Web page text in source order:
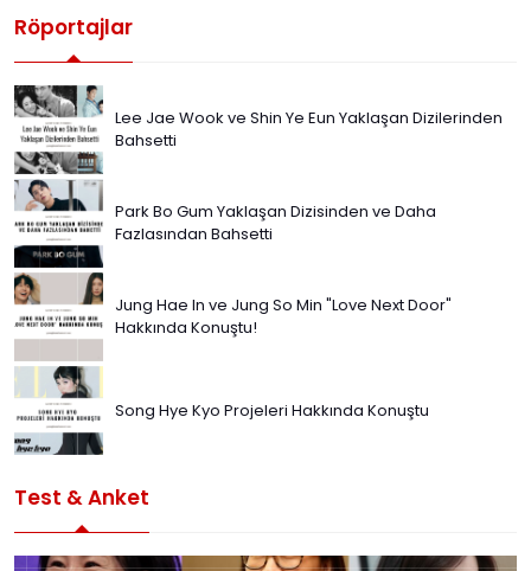
Röportajlar
Lee Jae Wook ve Shin Ye Eun Yaklaşan Dizilerinden
Bahsetti
Park Bo Gum Yaklaşan Dizisinden ve Daha
Fazlasından Bahsetti
Jung Hae In ve Jung So Min "Love Next Door"
Hakkında Konuştu!
Song Hye Kyo Projeleri Hakkında Konuştu
Test & Anket